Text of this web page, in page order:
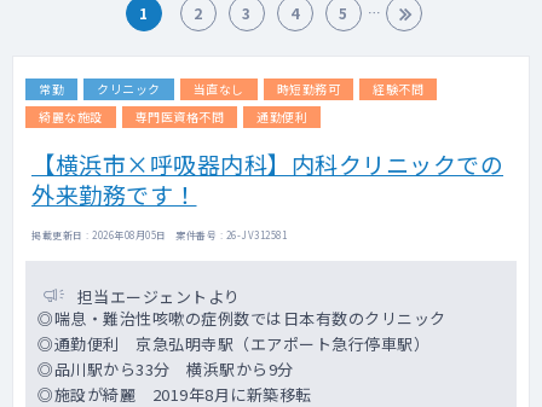
1 2 3 4 5
常勤 クリニック 当直なし 時短勤務可
経験不問
綺麗な施設
専門医資格不問 通勤便利
【横浜市×呼吸器内科】内科クリニックでの
外来勤務です！
掲載更新日 : 2026年08月05日 案件番号 : 26-JV312581
担当エージェントより
◎喘息・難治性咳嗽の症例数では日本有数のクリニック
◎通勤便利 京急弘明寺駅（エアポート急行停車駅）
◎品川駅から33分 横浜駅から9分
◎施設が綺麗 2019年8月に新築移転